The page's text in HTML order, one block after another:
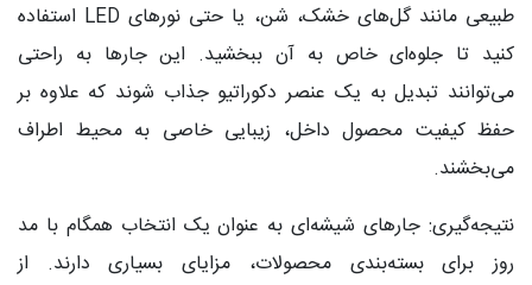
طبیعی مانند گل‌های خشک، شن، یا حتی نورهای LED استفاده
کنید تا جلوه‌ای خاص به آن ببخشید. این جارها به راحتی
می‌توانند تبدیل به یک عنصر دکوراتیو جذاب شوند که علاوه بر
حفظ کیفیت محصول داخل، زیبایی خاصی به محیط اطراف
می‌بخشند.
نتیجه‌گیری: جارهای شیشه‌ای به عنوان یک انتخاب همگام با مد
روز برای بسته‌بندی محصولات، مزایای بسیاری دارند. از